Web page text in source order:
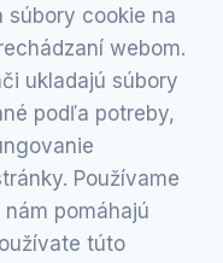
súbory cookie na
webom.
ukladajú súbory
podľa potreby,
Používame
pomáhajú
túto